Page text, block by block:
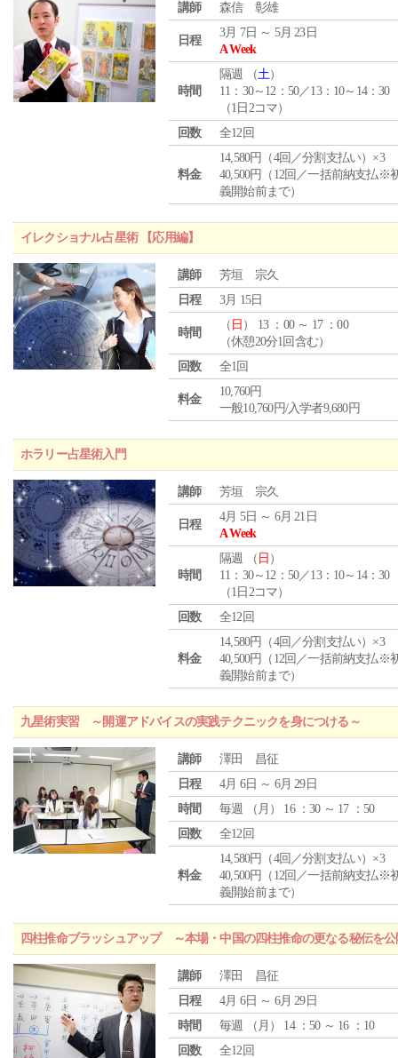
講師 森信 彰雄
日程
3月 7日 ～ 5月 23日
A Week
時間
隔週 （土）
11：30～12：50／13：10～14：30
（1日2コマ）
回数
全12回
料金
14,580円（4回／分割支払い）×3
40,500円（12回／一括前納支払※
義開始前まで）
イレクショナル占星術 【応用編】
講師
芳垣 宗久
日程
3月 15日
時間
（ 日 ） 13 ：00 ～ 17 ：00
（休憩20分1回含む）
回数
全1回
料金
10,760円
一般10,760円/入学者9,680円
ホラリー占星術入門
講師 芳垣 宗久
日程
4月 5日 ～ 6月 21日
A Week
時間
隔週 （ 日 ）
11：30～12：50／13：10～14：30
（1日2コマ）
回数
全12回
料金
14,580円（4回／分割支払い）×3
40,500円（12回／一括前納支払※
義開始前まで）
九星術実習 ～開運アドバイスの実践テクニックを身につける～
講師
澤田 昌征
日程
4月 6日 ～ 6月 29日
時間
毎週 （ 月 ） 16 ：30 ～ 17 ：50
回数
全12回
料金
14,580円（4回／分割支払い）×3
40,500円（12回／一括前納支払※
義開始前まで）
四柱推命ブラッシュアップ ～本場・中国の四柱推命の更なる秘伝を
講師
澤田 昌征
日程
4月 6日 ～ 6月 29日
時間
毎週 （ 月 ） 14 ：50 ～ 16 ：10
回数
全12回